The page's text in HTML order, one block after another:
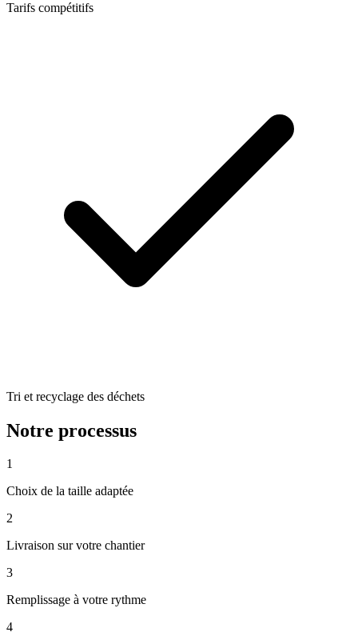
Tarifs compétitifs
Tri et recyclage des déchets
Notre processus
1
Choix de la taille adaptée
2
Livraison sur votre chantier
3
Remplissage à votre rythme
4